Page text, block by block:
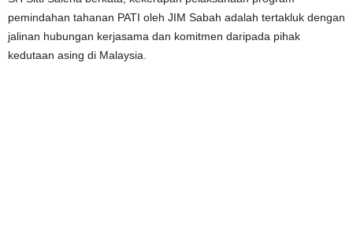
pemindahan tahanan PATI oleh JIM Sabah adalah tertakluk dengan
jalinan hubungan kerjasama dan komitmen daripada pihak
kedutaan asing di Malaysia.